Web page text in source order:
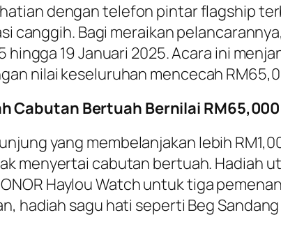
dengan telefon pintar flagship
canggih. Bagi meraikan
hingga 19 Januari 2025. Acara ini
nilai keseluruhan mencecah
Cabutan Bertuah Bernilai RM65,000
yang membelanjakan lebih
menyertai cabutan bertuah. Hadiah
Haylou Watch untuk tiga
hadiah sagu hati seperti Beg